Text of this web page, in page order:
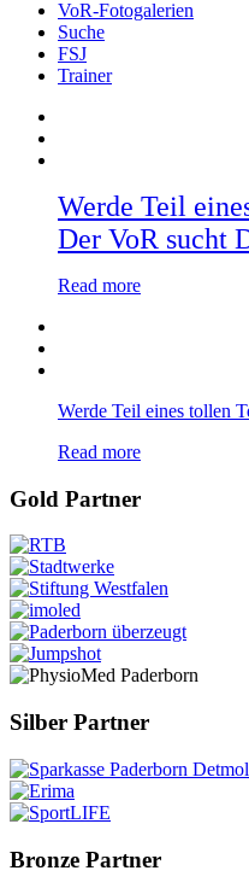
VoR-Fotogalerien
Suche
FSJ
Trainer
Werde Teil
Der VoR sucht
Read more
Werde Teil eines tollen
Read more
Gold Partner
Silber Partner
Bronze Partner